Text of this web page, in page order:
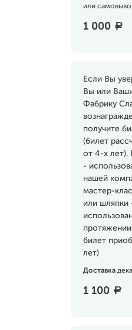
или
1 000 a
Если Вы
Вы или
Фабрику
получите
(билет
от 4-х лет).
-
нашей
мастер-
или шляпки
билет
лет)
Доставка
1 100 a